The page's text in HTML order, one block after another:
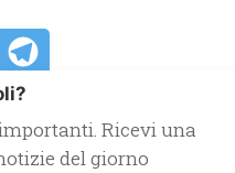
Ricevi una
del giorno